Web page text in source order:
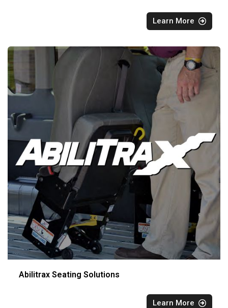
Learn More
Abilitrax Seating Solutions
Learn More